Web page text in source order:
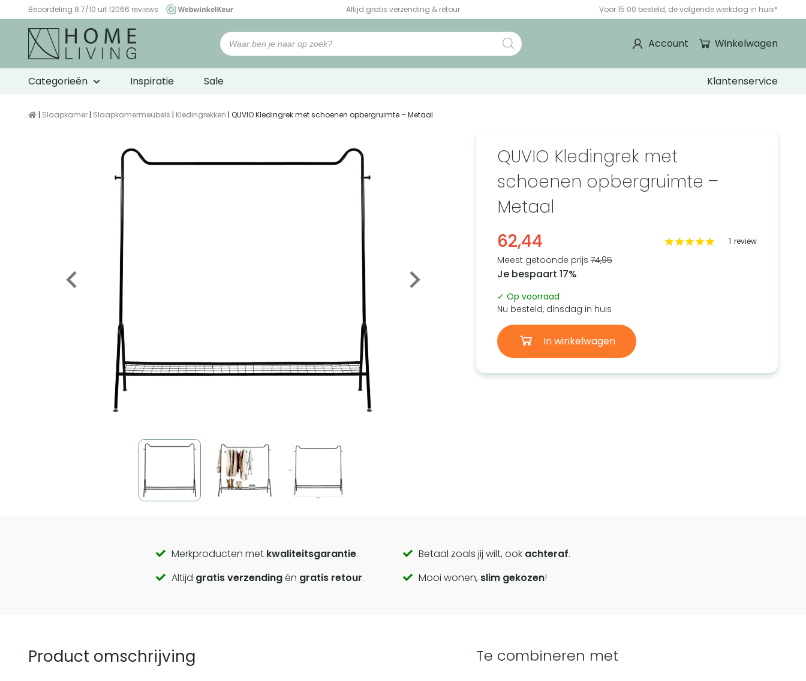
Beoordeling 8.7/10 uit 12066 reviews
WebwinkelKeur
Altijd gratis verzending & retour Voor 15:00 besteld, de volgende werkdag in huis*
Winkelwagen
Account
Categorieën Inspiratie Sale Klantenservice
| Slaapkamer | Slaapkamermeubels | Kledingrekken | QUVIO Kledingrek met schoenen opbergruimte – Metaal
QUVIO Kledingrek met
schoenen opbergruimte –
Metaal
62,44
1 review
Meest getoonde prijs74,95
Je bespaart 17%
✓ Op voorraad
Nu besteld, dinsdag in huis
In winkelwagen
Call
to
Merkproducten met kwaliteitsgarantie. Betaal zoals jij wilt, ook achteraf.
Altijd gratis verzendingén gratis retour. Mooi wonen, slim gekozen!
Product omschrijving Te combineren met